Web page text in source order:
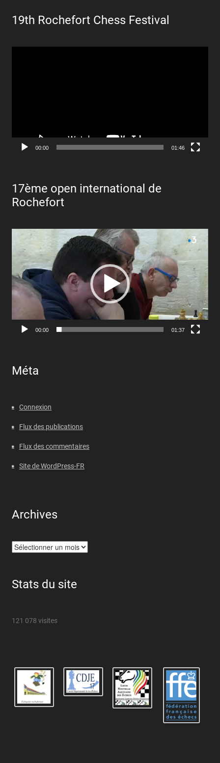
19th Rochefort Chess Festival
00:00 01:46
17ème open international de
Rochefort
Lecteur
vidéo
00:00 01:37
Méta
Connexion
Flux des publications
Flux des commentaires
Site de WordPress-FR
Archives
Archives
Stats du site
121 078 visites